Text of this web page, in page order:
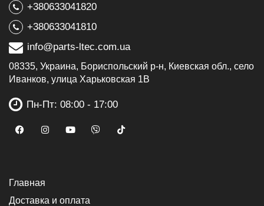
+380633041820
+380633041810
info@parts-ltec.com.ua
08335, Украина, Бориспольский р-н, Киевская обл., село
Иванков, улица Харьковская 1В
Пн-Пт: 08:00 - 17:00
Главная
Доставка и оплата